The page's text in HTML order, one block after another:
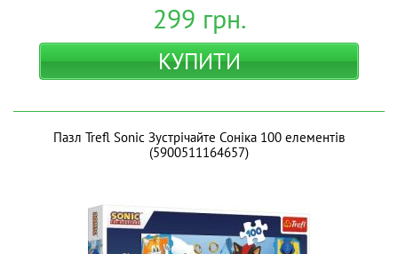
299 грн.
КУПИТИ
Пазл Trefl Sonic Зустрічайте Соніка 100 елементів
(5900511164657)